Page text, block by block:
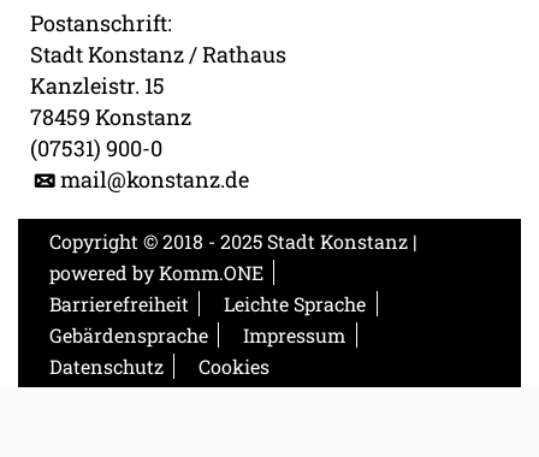
Postanschrift:
Stadt Konstanz / Rathaus
Kanzleistr. 15
78459 Konstanz
(07531) 900-0
mail@konstanz.de
Copyright © 2018 - 2025 Stadt Konstanz |
powered byKomm.ONE
Barrierefreiheit
Leichte Sprache
Gebärdensprache
Impressum
Datenschutz
Cookies